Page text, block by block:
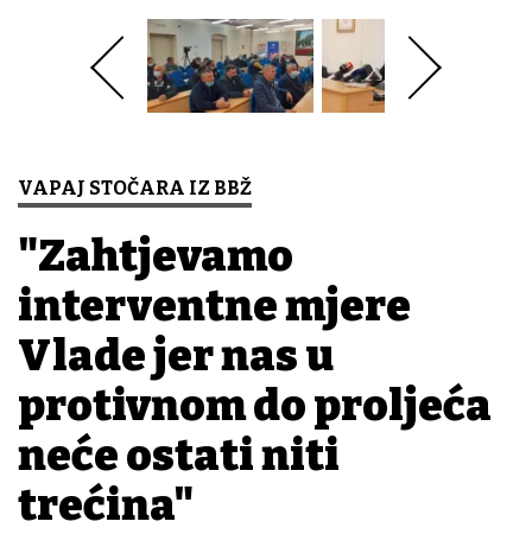
VAPAJ STOČARA IZ BBŽ
"Zahtjevamo
interventne mjere
Vlade jer nas u
protivnom do proljeća
neće ostati niti
trećina"